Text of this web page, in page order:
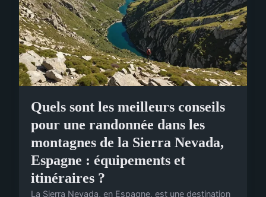
Quels sont les meilleurs conseils
pour une randonnée dans les
montagnes de la Sierra Nevada,
Espagne : équipements et
itinéraires ?
La Sierra Nevada, en Espagne, est une destination